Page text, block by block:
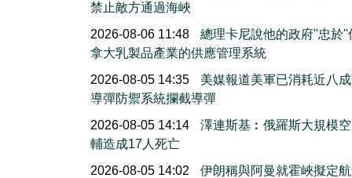
禁止敵方通過海峽
2026-08-06 11:48
總理卡尼說他的政府''忠於''
拿大乳製品產業的供應管理系統
2026-08-05 14:35
美媒報道美軍已消耗近八
導彈防禦系統攔截導彈
2026-08-05 14:14
澤連斯基︰俄羅斯大規模
輔造成17人死亡
2026-08-05 14:02
伊朗稱與阿曼就霍峽擬定